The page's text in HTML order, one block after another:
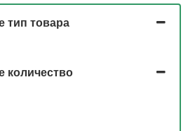
тип товара
количество